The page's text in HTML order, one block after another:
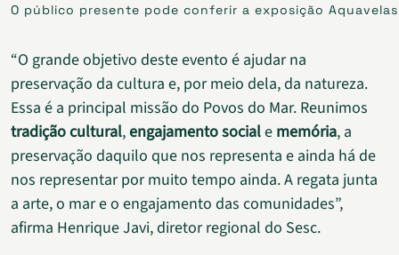
O público presente pode conferir a exposição
“O grande objetivo deste evento é ajudar na
preservação da cultura e, por meio dela, da natureza.
Essa é a principal missão do Povos do Mar. Reunimos
tradição cultural,engajamento sociale memória, a
preservação daquilo que nos representa e ainda há de
nos representar por muito tempo ainda. A regata junta
a arte, o mar e o engajamento das comunidades”,
afirma Henrique Javi, diretor regional do Sesc.